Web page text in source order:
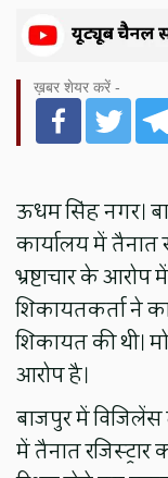
ख़बर शेयर करें -
ऊधम सिंह नगर।
कार्यालय में तैनात
भ्रष्टाचार के
शिकायतकर्ता ने
शिकायत की थी।
आरोप है।
बाजपुर में
में तैनात